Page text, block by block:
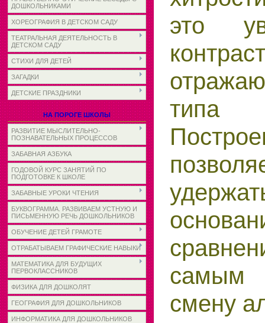
ДОШКОЛЬНИКАМИ
ХОРЕОГРАФИЯ В ДЕТСКОМ САДУ
ТЕАТРАЛЬНАЯ ДЕЯТЕЛЬНОСТЬ В
ДЕТСКОМ САДУ
СТИХИ ДЛЯ ДЕТЕЙ
ЗАГАДКИ
ДЕТСКИЕ ПРАЗДНИКИ
НА ПОРОГЕ ШКОЛЫ
РАЗВИТИЕ МЫСЛИТЕЛЬНО-
ПОЗНАВАТЕЛЬНЫХ ПРОЦЕССОВ
ЗАБАВНАЯ АЗБУКА
ГОДОВОЙ КУРС ЗАНЯТИЙ ПО
ПОДГОТОВКЕ К ШКОЛЕ
ЗАБАВНЫЕ УРОКИ ЧТЕНИЯ
БУКВОГРАММА. РАЗВИВАЕМ УСТНУЮ И
ПИСЬМЕННУЮ РЕЧЬ ДОШКОЛЬНИКОВ
ОБУЧЕНИЕ ДЕТЕЙ ГРАМОТЕ
ОТРАБАТЫВАЕМ ГРАФИЧЕСКИЕ НАВЫКИ
МАТЕМАТИКА ДЛЯ БУДУЩИХ
ПЕРВОКЛАССНИКОВ
ФИЗИКА ДЛЯ ДОШКОЛЯТ
ГЕОГРАФИЯ ДЛЯ ДОШКОЛЬНИКОВ
ИНФОРМАТИКА ДЛЯ ДОШКОЛЬНИКОВ
это
типа
смену